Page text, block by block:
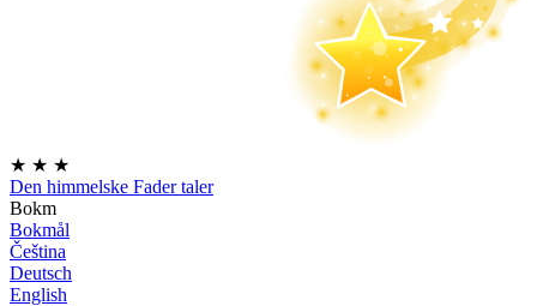
★ ★ ★
Den himmelske Fader taler
Bokm
Bokmål
Čeština
Deutsch
English